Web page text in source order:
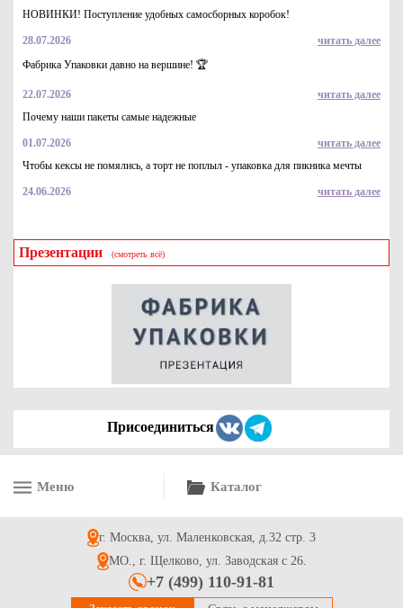
Коробка для торта 290*290*160 мм с круговым окном, серии
"Fupeco RWinCakeBox" Премиум, бур/бур
113.3 Купить
Крышка для коробки для доставки букетов, из гофрокартона
бел/бур, р-р 300*300
Коробка для бутылки с круговым окном самосборная
НОВИНКИ! Поступление удобных самосборных коробок!
28.07.2026
читать далее
Фабрика Упаковки давно на вершине! 🏆
22.07.2026
читать далее
Почему наши пакеты самые надежные
01.07.2026
читать далее
Чтобы кексы не помялись, а торт не поплыл - упаковка для пикника мечты
24.06.2026 читать далее
Презентации (смотреть всё)
Присоединиться
Меню Каталог
г. Москва, ул. Маленковская, д.32 стр. 3
МО., г. Щелково, ул. Заводская с 26.
+7 (499) 110-91-81